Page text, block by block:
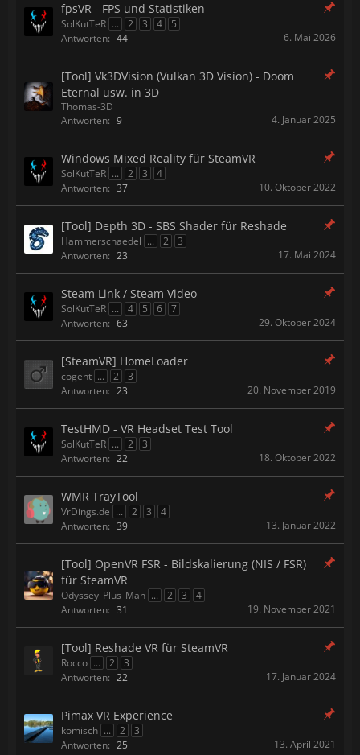
fpsVR - FPS und Statistiken
SolKutTeR ... 2 3 4
5
Antworten: 44 6. Mai 2026
[Tool] Vk3DVision (Vulkan 3D Vision) - Doom
Eternal usw. in 3D
Thomas-3D
Antworten: 9 4. Januar 2025
Windows Mixed Reality für SteamVR
SolKutTeR ... 2 3
4
Antworten: 37 10. Oktober 2022
[Tool] Depth 3D - SBS Shader für Reshade
Hammerschaedel ... 2
3
Antworten: 23 17. Mai 2024
Steam Link / Steam Video
SolKutTeR ... 4 5 6
7
Antworten: 63 29. Oktober 2024
[SteamVR] HomeLoader
cogent ... 2
3
Antworten: 23 20. November 2019
TestHMD - VR Headset Test Tool
SolKutTeR ... 2
3
Antworten: 22 18. Oktober 2022
WMR TrayTool
VrDings.de ... 2 3
4
Antworten: 39 13. Januar 2022
[Tool] OpenVR FSR - Bildskalierung (NIS / FSR)
für SteamVR
Odyssey_Plus_Man ... 2 3
4
Antworten: 31 19. November 2021
[Tool] Reshade VR für SteamVR
Rocco ... 2
3
Antworten: 22 17. Januar 2024
Pimax VR Experience
komisch ... 2
3
Antworten: 25 13. April 2021